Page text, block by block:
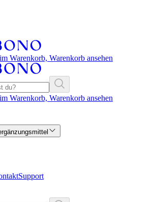
Warenkorb, Warenkorb ansehen
Warenkorb, Warenkorb ansehen
Support